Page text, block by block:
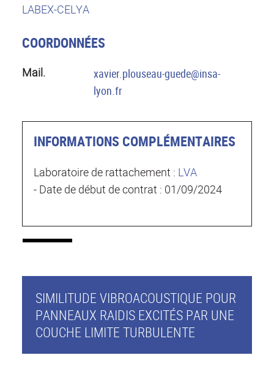
LABEX-CELYA
COORDONNÉES
Mail.
xavier.plouseau-guede@insa-
lyon.fr
INFORMATIONS COMPLÉMENTAIRES
Laboratoire de rattachement : LVA
- Date de début de contrat : 01/09/2024
SIMILITUDE VIBROACOUSTIQUE POUR
PANNEAUX RAIDIS EXCITÉS PAR UNE
COUCHE LIMITE TURBULENTE